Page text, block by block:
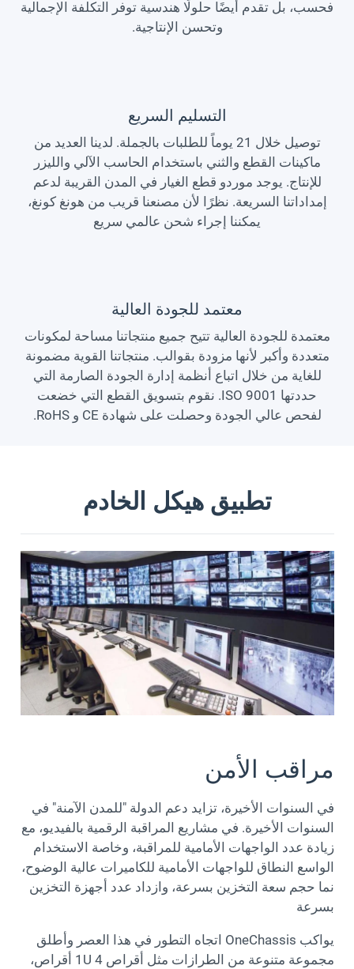
فحسب، بل تقدم أيضًا حلولًا هندسية توفر التكلفة الإجمالية
وتحسن الإنتاجية.
التسليم السريع
توصيل خلال 21 يوماً للطلبات بالجملة. لدينا العديد من
ماكينات القطع والثني باستخدام الحاسب الآلي والليزر
للإنتاج. يوجد موردو قطع الغيار في المدن القريبة لدعم
إمداداتنا السريعة. نظرًا لأن مصنعنا قريب من هونغ كونغ،
يمكننا إجراء شحن عالمي سريع
معتمد للجودة العالية
معتمدة للجودة العالية تتيح جميع منتجاتنا مساحة لمكونات
متعددة وأكبر لأنها مزودة بقوالب. منتجاتنا القوية مضمونة
للغاية من خلال اتباع أنظمة إدارة الجودة الصارمة التي
حددتها ISO 9001. نقوم بتسويق القطع التي خضعت
لفحص عالي الجودة وحصلت على شهادة CE و RoHS.
تطبيق هيكل الخادم
مراقب الأمن
في السنوات الأخيرة، تزايد دعم الدولة "للمدن الآمنة" في
السنوات الأخيرة. في مشاريع المراقبة الرقمية بالفيديو، مع
زيادة عدد الواجهات الأمامية للمراقبة، وخاصة الاستخدام
الواسع النطاق للواجهات الأمامية للكاميرات عالية الوضوح،
نما حجم سعة التخزين بسرعة، وازداد عدد أجهزة التخزين
بسرعة
يواكب OneChassis اتجاه التطور في هذا العصر وأطلق
مجموعة متنوعة من الطرازات مثل أقراص 1U 4 أقراص،